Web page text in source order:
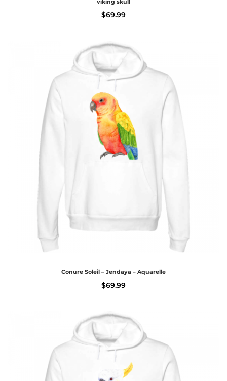
viking skull
$69.99
Conure Soleil – Jendaya – Aquarelle
$69.99